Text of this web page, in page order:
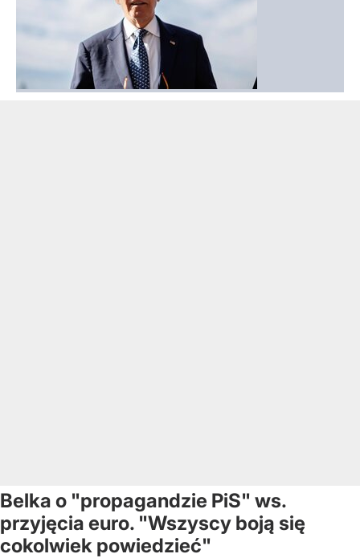
Belka o "propagandzie PiS" ws.
przyjęcia euro. "Wszyscy boją się
cokolwiek powiedzieć"